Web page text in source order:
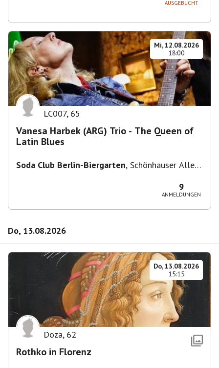
AUSGEBUCHT
Mi, 12.08.2026
18:00
LC007, 65
Vanesa Harbek (ARG) Trio - The Queen of
Latin Blues
Soda Club Berlin-Biergarten, Schönhauser Allee
9
ANMELDUNGEN
Do, 13.08.2026
Do, 13.08.2026
15:15
Doza, 62
Rothko in Florenz